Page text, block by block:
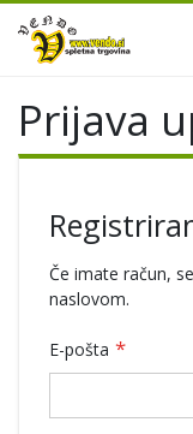
Prijava
Če imate račun,
naslovom.
E-pošta